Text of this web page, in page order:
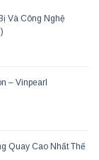
Và Công Nghệ
– Vinpearl
Quay Cao Nhất Thế